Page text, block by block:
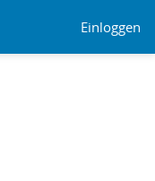
Einloggen